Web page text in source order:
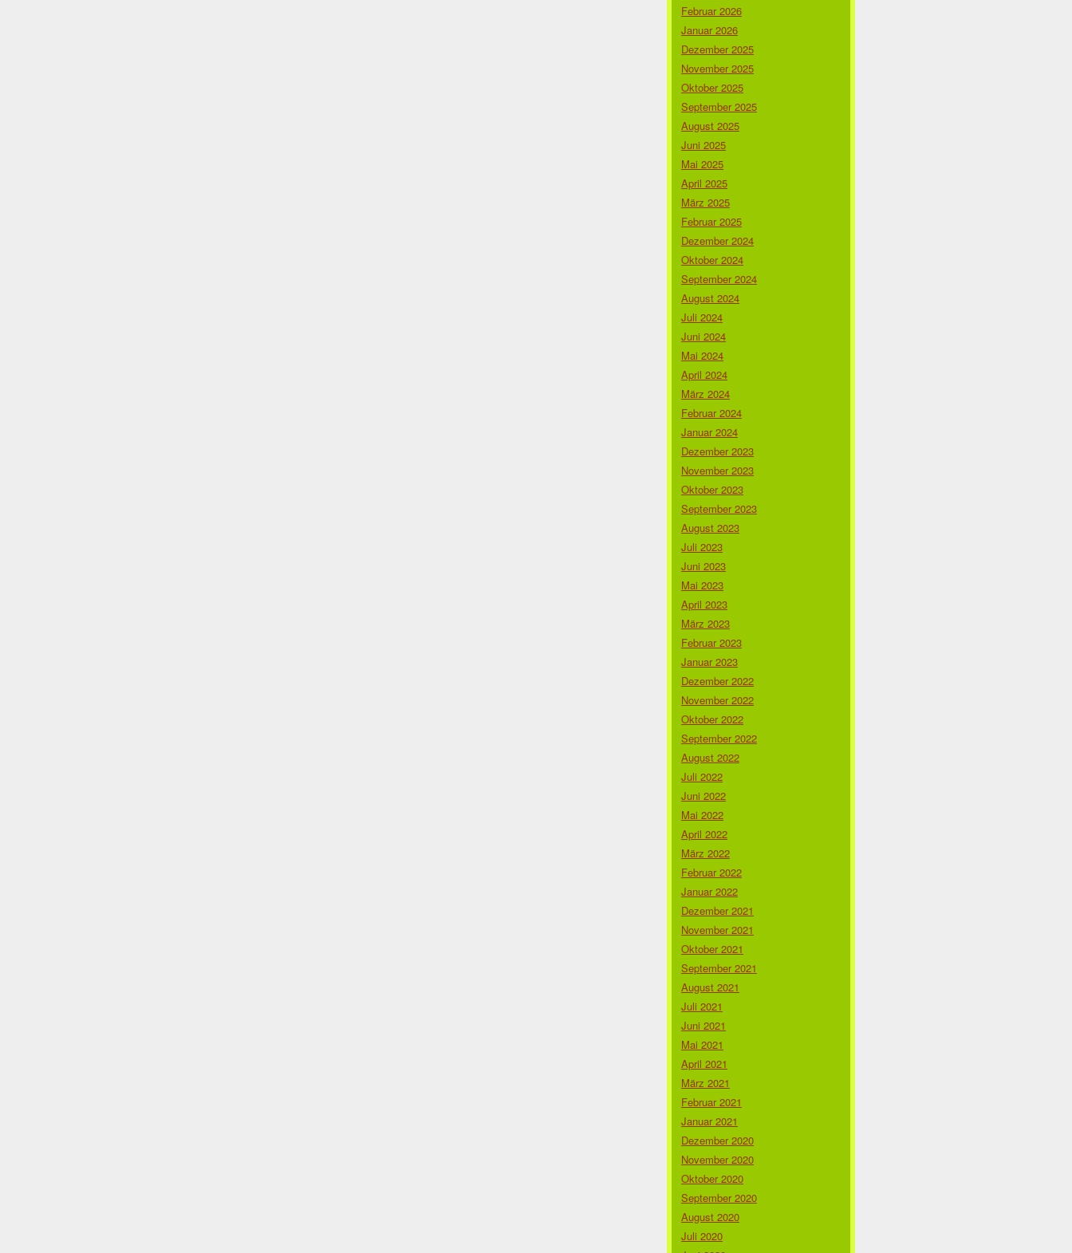
Februar 2026
Januar 2026
Dezember 2025
November 2025
Oktober 2025
September 2025
August 2025
Juni 2025
Mai 2025
April 2025
März 2025
Februar 2025
Dezember 2024
Oktober 2024
September 2024
August 2024
Juli 2024
Juni 2024
Mai 2024
April 2024
März 2024
Februar 2024
Januar 2024
Dezember 2023
November 2023
Oktober 2023
September 2023
August 2023
Juli 2023
Juni 2023
Mai 2023
April 2023
März 2023
Februar 2023
Januar 2023
Dezember 2022
November 2022
Oktober 2022
September 2022
August 2022
Juli 2022
Juni 2022
Mai 2022
April 2022
März 2022
Februar 2022
Januar 2022
Dezember 2021
November 2021
Oktober 2021
September 2021
August 2021
Juli 2021
Juni 2021
Mai 2021
April 2021
März 2021
Februar 2021
Januar 2021
Dezember 2020
November 2020
Oktober 2020
September 2020
August 2020
Juli 2020